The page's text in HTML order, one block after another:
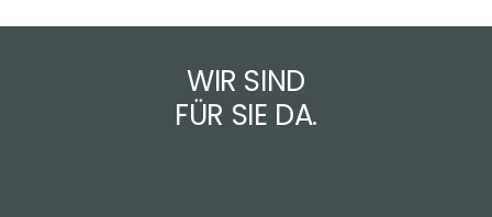
WIR SIND
FÜR SIE DA.